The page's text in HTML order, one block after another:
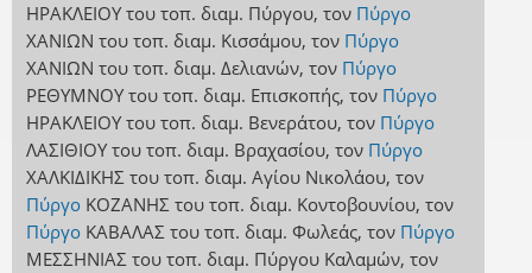
ΗΡΑΚΛΕΙΟΥ του τοπ. διαμ. Πύργου, τον Πύργο
ΧΑΝΙΩΝ του τοπ. διαμ. Κισσάμου, τον Πύργο
ΧΑΝΙΩΝ του τοπ. διαμ. Δελιανών, τον Πύργο
ΡΕΘΥΜΝΟΥ του τοπ. διαμ. Επισκοπής, τον Πύργο
ΗΡΑΚΛΕΙΟΥ του τοπ. διαμ. Βενεράτου, τον Πύργο
ΛΑΣΙΘΙΟΥ του τοπ. διαμ. Βραχασίου, τον Πύργο
ΧΑΛΚΙΔΙΚΗΣ του τοπ. διαμ. Αγίου Νικολάου, τον
Πύργο ΚΟΖΑΝΗΣ του τοπ. διαμ. Κοντοβουνίου, τον
Πύργο ΚΑΒΑΛΑΣ του τοπ. διαμ. Φωλεάς, τον Πύργο
ΜΕΣΣΗΝΙΑΣ του τοπ. διαμ. Πύργου Καλαμών, τον